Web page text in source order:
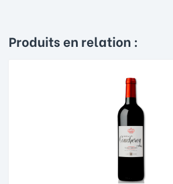
Produits en relation :